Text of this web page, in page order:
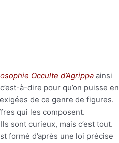
Occulte d’Agrippa ainsi
à-dire pour qu’on puisse en
de ce genre de figures.
qui les composent.
sont curieux, mais c’est tout.
formé d’après une loi précise